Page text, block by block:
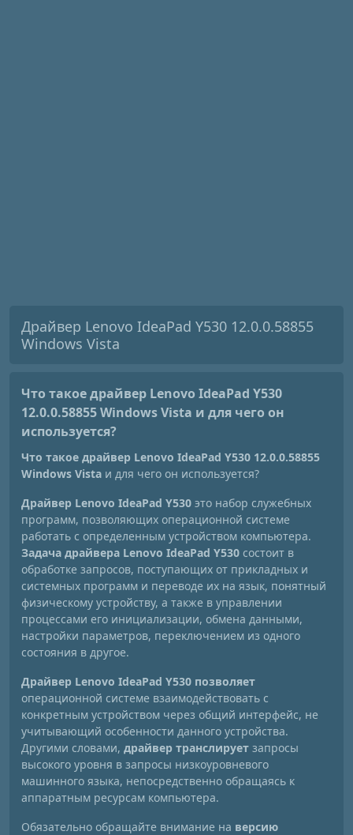
Драйвер Lenovo IdeaPad Y530 12.0.0.58855
Windows Vista
Что такое драйвер Lenovo IdeaPad Y530
12.0.0.58855 Windows Vista и для чего он
используется?
Что такое драйвер Lenovo IdeaPad Y530 12.0.0.58855
Windows Vista и для чего он используется?
Драйвер Lenovo IdeaPad Y530 это набор служебных
программ, позволяющих операционной системе
работать с определенным устройством компьютера.
Задача драйвера Lenovo IdeaPad Y530 состоит в
обработке запросов, поступающих от прикладных и
системных программ и переводе их на язык, понятный
физическому устройству, а также в управлении
процессами его инициализации, обмена данными,
настройки параметров, переключением из одного
состояния в другое.
Драйвер Lenovo IdeaPad Y530 позволяет
операционной системе взаимодействовать с
конкретным устройством через общий интерфейс, не
учитывающий особенности данного устройства.
Другими словами, драйвер транслирует запросы
высокого уровня в запросы низкоуровневого
машинного языка, непосредственно обращаясь к
аппаратным ресурсам компьютера.
Обязательно обращайте внимание на версию